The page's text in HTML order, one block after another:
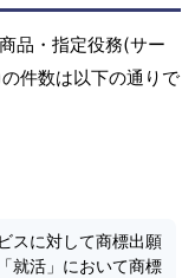
品・指定役務(サー
件数は以下の通りで
スに対して商標出願
就活」において商標